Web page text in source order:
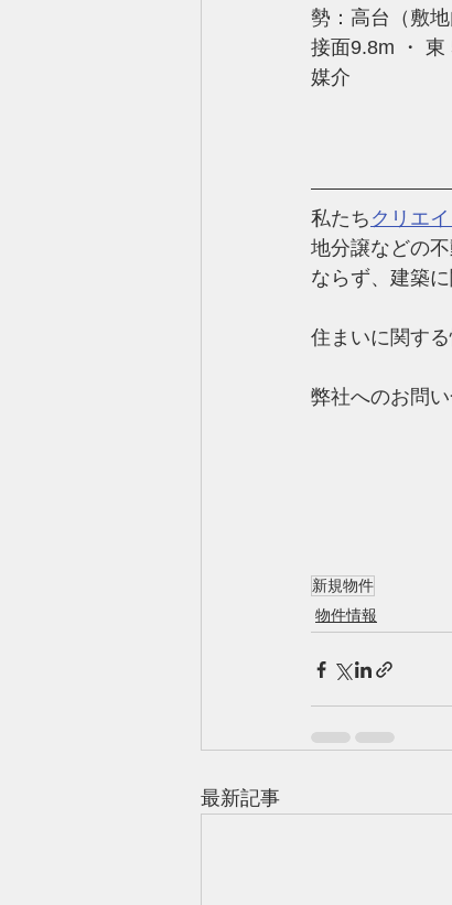
勢：高台（敷
接面9.8m ・ 東 5.9m 公道 接面
媒介
私たち クリエ
地分譲などの
ならず、建築
住まいに関す
弊社へのお問
新規物件
物件情報
最新記事